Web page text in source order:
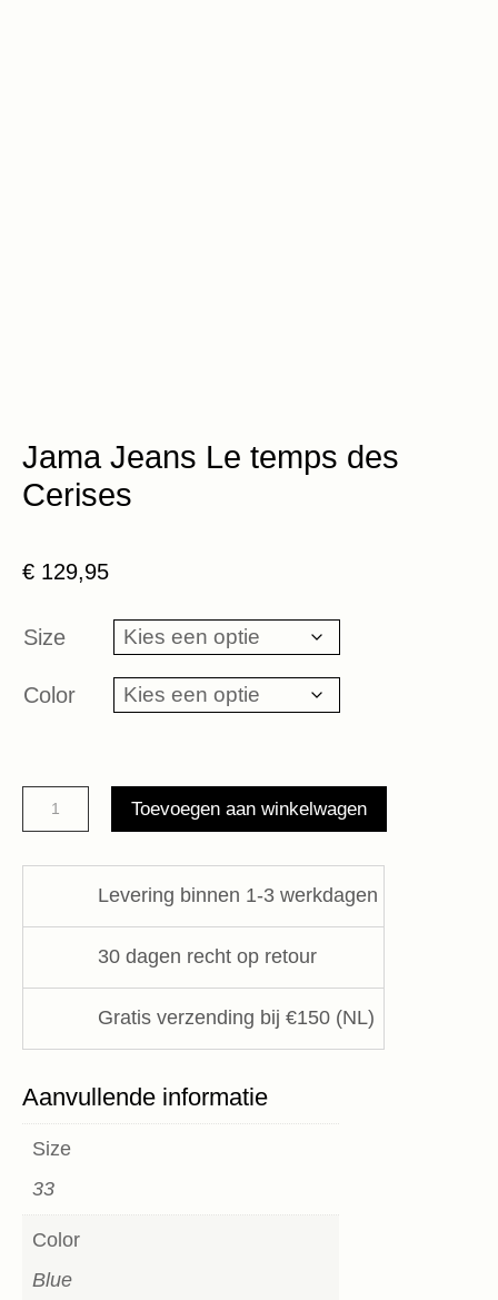
Jama Jeans Le temps des
Cerises
€ 129,95
Size
Color
Jama
Jeans
Toevoegen aan winkelwagen
Levering binnen 1-3 werkdagen
30 dagen recht op retour
Gratis verzending bij €150 (NL)
Aanvullende informatie
Size
33
Color
Blue